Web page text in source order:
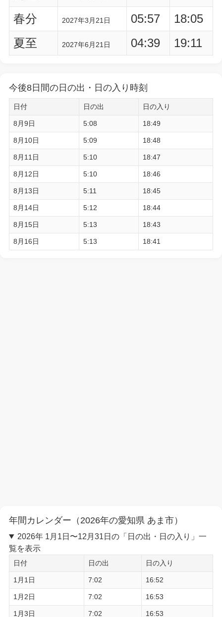
春分
2027年3月21日 05:57
18:05
夏至
2027年6月21日 04:39 19:11
今後8日間の日の出・日の入り時刻
日付 日の出 日の入り
8月9日 5:08 18:49
8月10日 5:09 18:48
8月11日 5:10 18:47
8月12日 5:10 18:46
8月13日 5:11 18:45
8月14日 5:12 18:44
8月15日 5:13 18:43
8月16日 5:13 18:41
年間カレンダー（2026年の愛知県 あま市）
2026年 1月1日〜12月31日の「日の出・日の入り」一
覧を表示
日付 日の出 日の入り
1月1日 7:02 16:52
1月2日 7:02 16:53
1月3日 7:02 16:53